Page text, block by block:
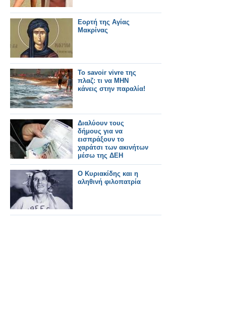
Εορτή της Αγίας
Μακρίνας
Το savoir vivre της
πλαζ: τι να ΜΗΝ
κάνεις στην παραλία!
Διαλύουν τους
δήμους για να
εισπράξουν το
χαράτσι των ακινήτων
μέσω της ΔΕΗ
Ο Κυριακίδης και η
αληθινή φιλοπατρία